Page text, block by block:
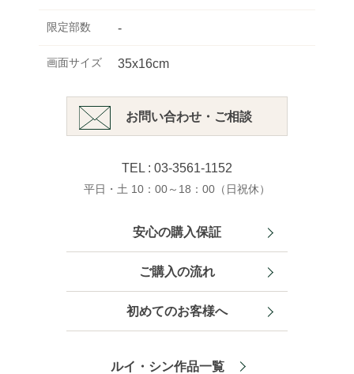
限定部数 -
画面サイズ 35x16cm
お問い合わせ・ご相談
TEL : 03-3561-1152
平日・土 10：00～18：00（日祝休）
安心の購入保証
ご購入の流れ
初めてのお客様へ
ルイ・シン作品一覧